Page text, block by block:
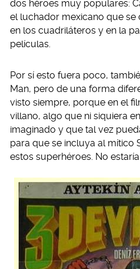
dos héroes muy populares:
el luchador mexicano que se
en los cuadriláteros y en la
películas.
Por sí esto fuera poco,
Man, pero de una forma
visto siempre, porque en el
villano, algo que ni siquiera
imaginado y que tal vez
para que se incluya al mítico
estos superhéroes. No